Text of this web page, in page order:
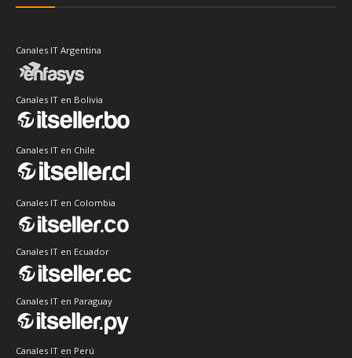
Canales IT Argentina
Canales IT en Bolivia
Canales IT en Chile
Canales IT en Colombia
Canales IT en Ecuador
Canales IT en Paraguay
Canales IT en Perú